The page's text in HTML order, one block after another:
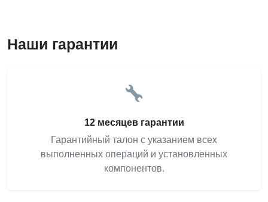
Наши гарантии
12 месяцев гарантии
Гарантийный талон с указанием всех
выполненных операций и установленных
компонентов.